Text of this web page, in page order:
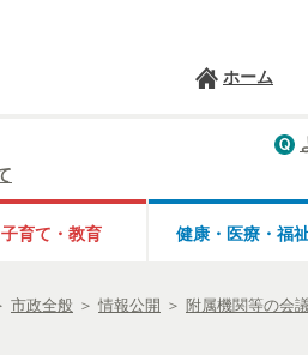
ホーム
子育て・教育 健康・医療・ 福
市政全般 ＞ 情報公開 ＞ 附属機関等の会